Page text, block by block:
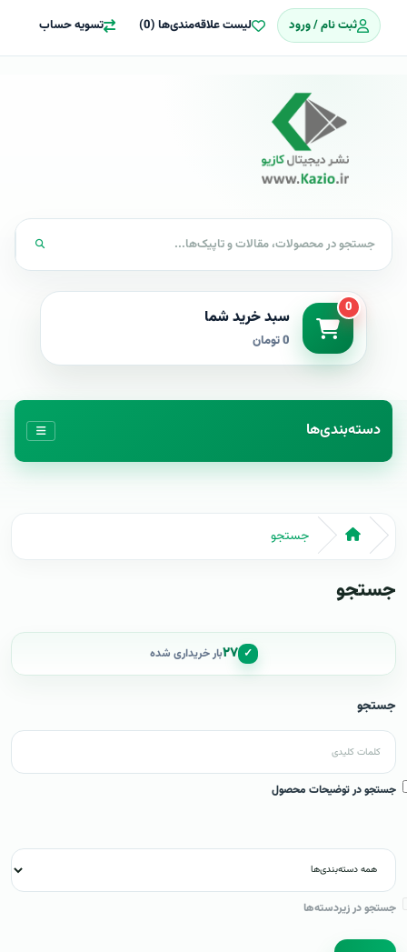
ثبت نام / ورود لیست علاقه‌مندی‌ها (0) تسویه حساب
0 سبد خرید شما
0 تومان
دسته‌بندی‌ها
جستجو
جستجو
✓ ۲۷بار خریداری شده
جستجو
جستجو در توضیحات محصول
جستجو در زیردسته‌ها